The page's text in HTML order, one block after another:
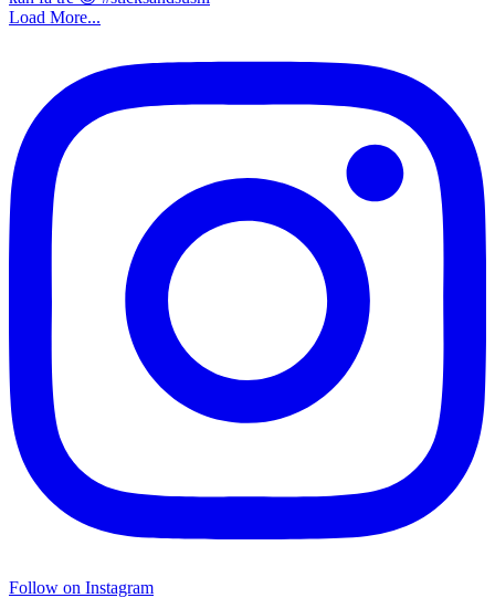
Load More...
Follow on Instagram